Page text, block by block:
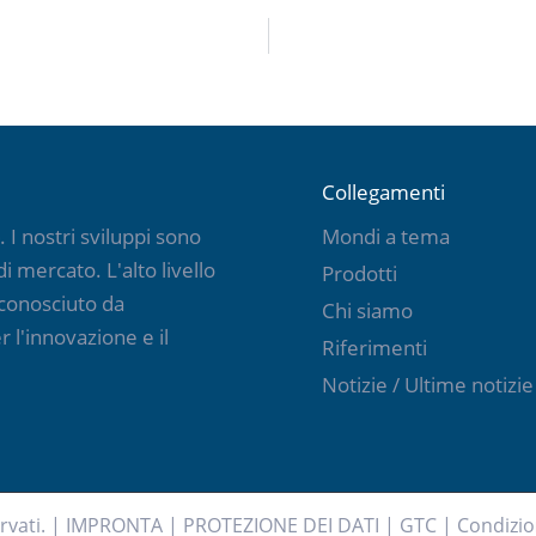
I nostri sviluppi sono
mercato. L'alto livello
da
l'innovazione e il
Collegamenti
Mondi a tema
Prodotti
Chi siamo
Riferimenti
Notizie / Ultime notizie
| IMPRONTA | PROTEZIONE DEI DATI | GTC |